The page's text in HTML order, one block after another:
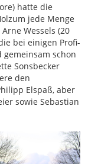
hatte die
jede Menge
Wessels (20
bei einigen Profi-
schon
Sonsbecker
den
Elspaß, aber
sowie Sebastian